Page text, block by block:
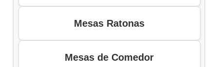
Mesas Ratonas
Mesas de Comedor